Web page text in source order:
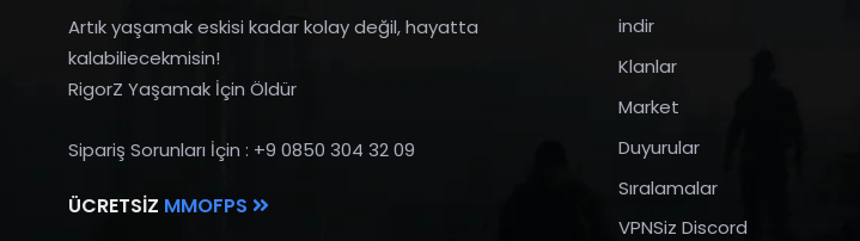
Artık yaşamak eskisi kadar kolay değil, hayatta
kalabiliecekmisin!
RigorZ Yaşamak İçin Öldür
Sipariş Sorunları İçin : +9 0850 304 32 09
ÜCRETSIZ MMOFPS
indir
Klanlar
Market
Duyurular
Sıralamalar
VPNSiz Discord